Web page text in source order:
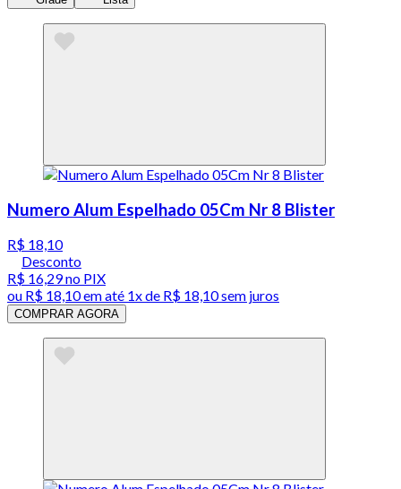
Numero Alum Espelhado 05Cm Nr 8 Blister
R$ 18,10
Desconto
R$ 16,29no PIX
ou R$ 18,10em até 1x de R$ 18,10sem juros
COMPRAR AGORA